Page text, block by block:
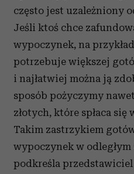
często jest uzależniony
Jeśli ktoś chce
wypoczynek, na
potrzebuje większej
i najłatwiej można ją
sposób pożyczymy
złotych, które spłaca
Takim zastrzykiem
wypoczynek w
podkreśla